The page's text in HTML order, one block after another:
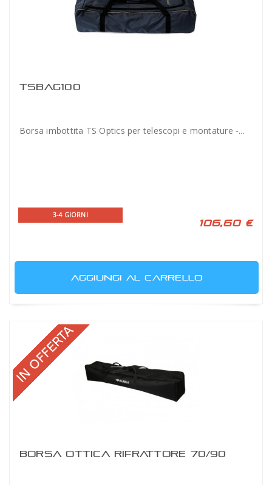
TSBAG100
Borsa imbottita TS Optics per telescopi e montature -...
3-4 GIORNI
106,60 €
AGGIUNGI AL CARRELLO
BORSA OTTICA RIFRATTORE 70/90